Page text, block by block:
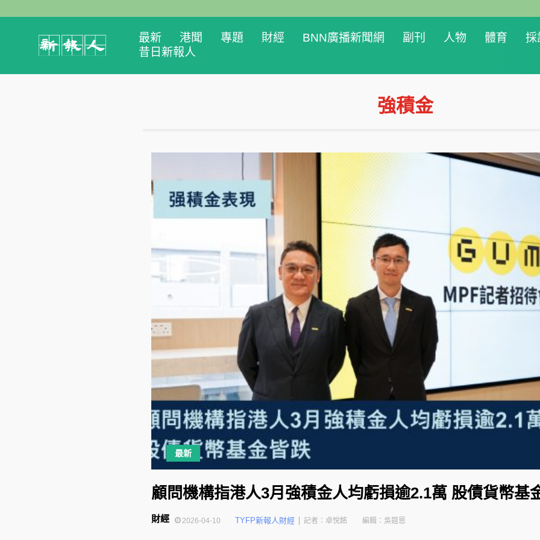
最新 港聞 專題 財經 BNN廣播新聞網 副刊 人物 體育
採
昔日新報人
強積金
最新
顧問機構指港人3月強積金人均虧損逾2.1萬 股債貨幣基
2026-04-10
財經 TYFP新報人財經 記者：卓悅銘 編輯：吳鎧恩